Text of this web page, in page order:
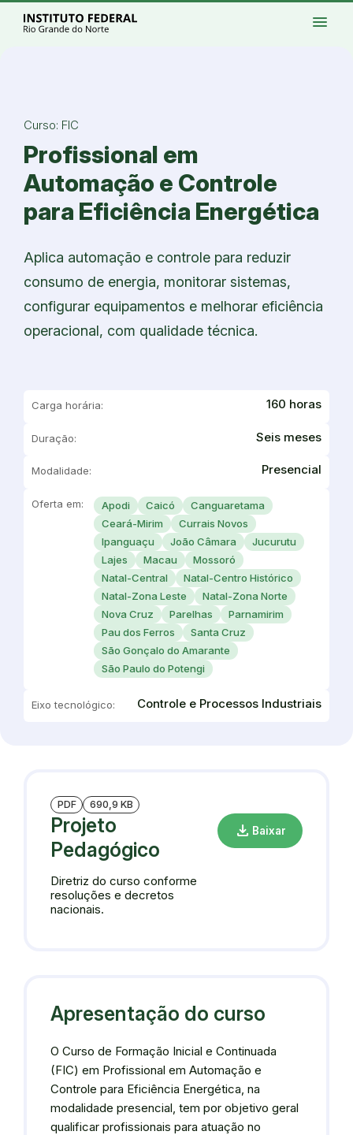
Ir para a página inicial
Ir para a busca
Acessibilidade
menu
Curso: FIC
Profissional em
Automação e Controle
para Eficiência Energética
Aplica automação e controle para reduzir
consumo de energia, monitorar sistemas,
configurar equipamentos e melhorar eficiência
operacional, com qualidade técnica.
Carga horária: 160 horas
Duração: Seis meses
Modalidade: Presencial
Oferta em: Apodi Caicó
Canguaretama
Ceará-Mirim
Currais Novos
Ipanguaçu
João Câmara
Jucurutu
Lajes
Macau
Mossoró
Natal-Central
Natal-Centro Histórico
Natal-Zona Leste
Natal-Zona Norte
Nova Cruz
Parelhas
Parnamirim
Pau dos Ferros
Santa Cruz
São Gonçalo do Amarante
São Paulo do Potengi
Eixo tecnológico: Controle e Processos Industriais
PDF 690,9 KB
Projeto
Pedagógico
Diretriz do curso conforme
resoluções e decretos
nacionais.
download Baixar
Apresentação do curso
O Curso de Formação Inicial e Continuada
(FIC) em Profissional em Automação e
Controle para Eficiência Energética, na
modalidade presencial, tem por objetivo geral
qualificar profissionais para atuação no